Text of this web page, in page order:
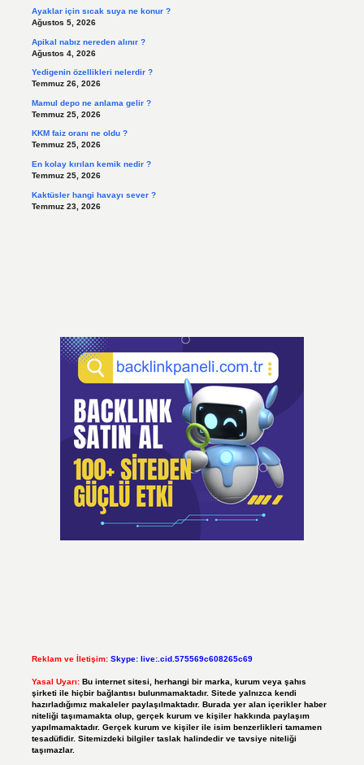
Ayaklar için sıcak suya ne konur ?
Ağustos 5, 2026
Apikal nabız nereden alınır ?
Ağustos 4, 2026
Yedigenin özellikleri nelerdir ?
Temmuz 26, 2026
Mamul depo ne anlama gelir ?
Temmuz 25, 2026
KKM faiz oranı ne oldu ?
Temmuz 25, 2026
En kolay kırılan kemik nedir ?
Temmuz 25, 2026
Kaktüsler hangi havayı sever ?
Temmuz 23, 2026
Reklam ve İletişim: Skype: live:.cid.575569c608265c69
Yasal Uyarı: Bu internet sitesi, herhangi bir marka, kurum veya şahıs
şirketi ile hiçbir bağlantısı bulunmamaktadır. Sitede yalnızca kendi
hazırladığımız makaleler paylaşılmaktadır. Burada yer alan içerikler haber
niteliği taşımamakta olup, gerçek kurum ve kişiler hakkında paylaşım
yapılmamaktadır. Gerçek kurum ve kişiler ile isim benzerlikleri tamamen
tesadüfidir. Sitemizdeki bilgiler taslak halindedir ve tavsiye niteliği
taşımazlar.